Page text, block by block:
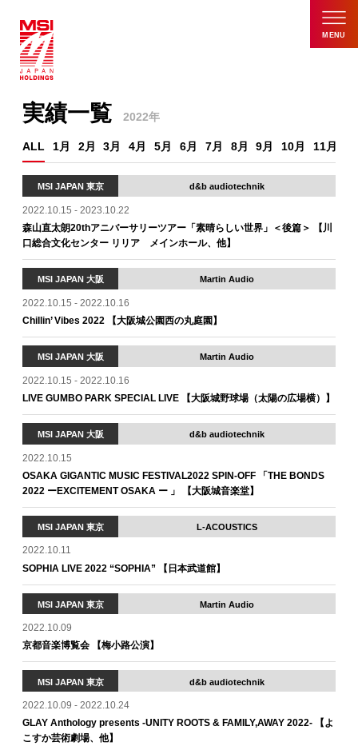
MENU
実績一覧 2022年
ALL 1月 2月 3月 4月 5月 6月 7月 8月 9月 10月 11月
MSI JAPAN 東京 d&b audiotechnik
2022.10.15 - 2023.10.22
森山直太朗20thアニバーサリーツアー「素晴らしい世界」＜後篇＞ 【川
口総合文化センター リリア メインホール、他】
MSI JAPAN 大阪 Martin Audio
2022.10.15 - 2022.10.16
Chillin’ Vibes 2022 【大阪城公園西の丸庭園】
MSI JAPAN 大阪 Martin Audio
2022.10.15 - 2022.10.16
LIVE GUMBO PARK SPECIAL LIVE 【大阪城野球場（太陽の広場横）】
MSI JAPAN 大阪 d&b audiotechnik
2022.10.15
OSAKA GIGANTIC MUSIC FESTIVAL2022 SPIN-OFF 「THE BONDS
2022 ーEXCITEMENT OSAKA ー 」 【大阪城音楽堂】
MSI JAPAN 東京 L-ACOUSTICS
2022.10.11
SOPHIA LIVE 2022 “SOPHIA” 【日本武道館】
MSI JAPAN 東京 Martin Audio
2022.10.09
京都音楽博覧会 【梅小路公演】
MSI JAPAN 東京 d&b audiotechnik
2022.10.09 - 2022.10.24
GLAY Anthology presents -UNITY ROOTS & FAMILY,AWAY 2022- 【よ
こすか芸術劇場、他】